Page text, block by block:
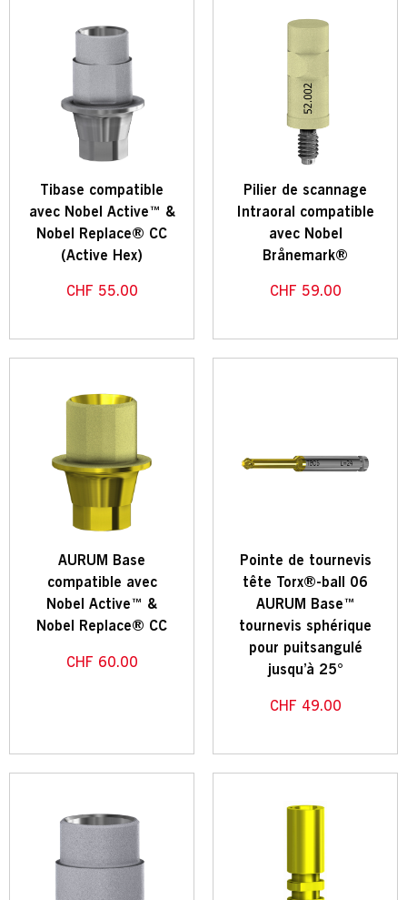
Tibase compatible
avec Nobel Active™ &
Nobel Replace® CC
(Active Hex)
CHF 55.00
Pilier de scannage
Intraoral compatible
avec Nobel
Brånemark®
CHF 59.00
AURUM Base
compatible avec
Nobel Active™ &
Nobel Replace® CC
CHF 60.00
Pointe de tournevis
tête Torx®-ball 06
AURUM Base™
tournevis sphérique
pour puitsangulé
jusqu’à 25°
CHF 49.00